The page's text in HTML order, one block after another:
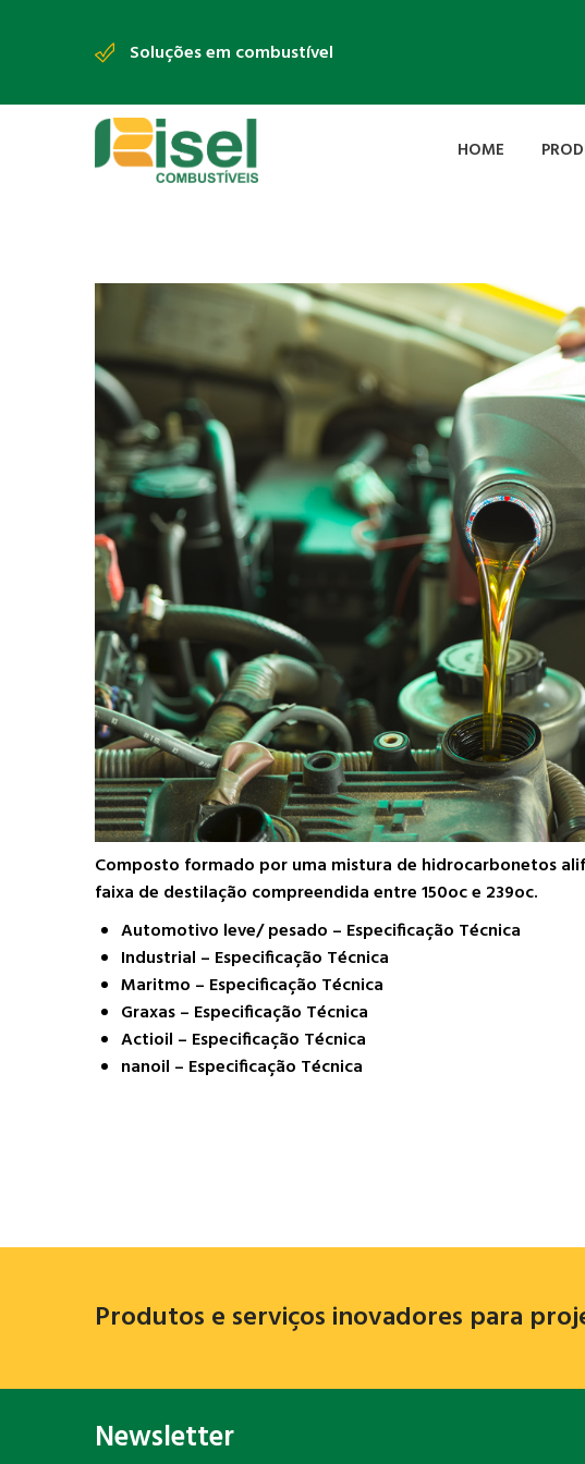
Soluções em combustível
HOME
Composto formado por uma mistura de hidrocarbonetos
faixa de destilação compreendida entre 150oc e 239oc.
Automotivo leve/ pesado – Especificação Técnica
Industrial – Especificação Técnica
Maritmo – Especificação Técnica
Graxas – Especificação Técnica
Actioil – Especificação Técnica
nanoil – Especificação Técnica
Produtos e serviços inovadores para
Newsletter